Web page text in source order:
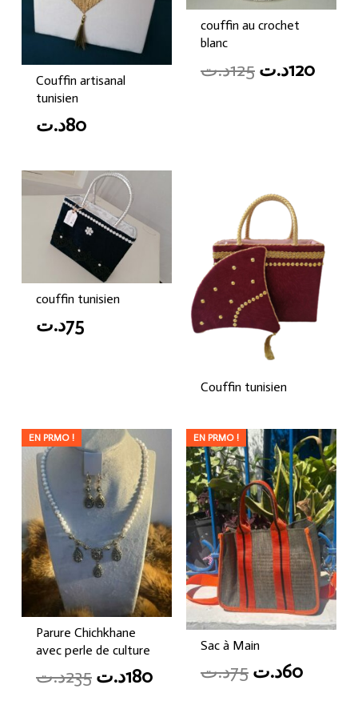
Couffin artisanal
tunisien
80د.ت
couffin au crochet
blanc
125د.ت
Original
120د.ت
couffin tunisien
75د.ت
Couffin tunisien
EN PRMO !
Parure Chichkhane
avec perle de culture
235د.ت
Original
180د.ت
Current
EN PRMO !
Sac à Main
75د.ت
Original
60د.ت